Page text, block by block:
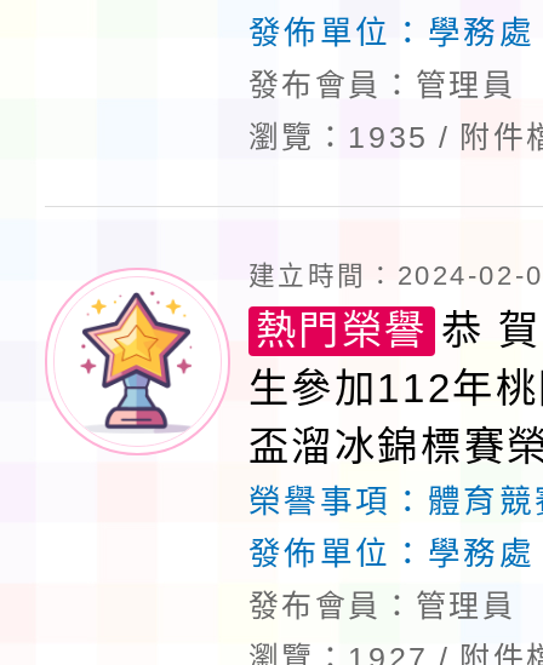
發佈單位： 學務處
發布會員：管理員
瀏覽：1935
附件
建立時間：2024-02-
熱門榮譽 恭
生參加112年
盃溜冰錦標賽
榮譽事項： 體育競
發佈單位： 學務處
發布會員：管理員
瀏覽：1927
附件